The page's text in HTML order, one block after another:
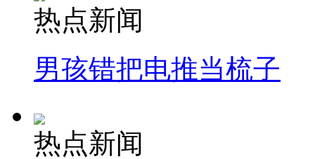
热点新闻
男孩错把电推当梳子
热点新闻